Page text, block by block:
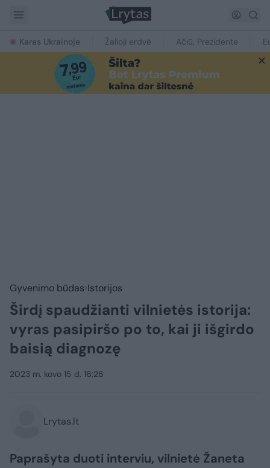
Karas Ukrainoje Žalioji erdvė Ačiū, Prezidente
Gyvenimo būdas Istorijos
Širdį spaudžianti vilnietės istorija:
vyras pasipiršo po to, kai ji išgirdo
baisią diagnozę
2023 m. kovo 15 d. 16:26
Lrytas.lt
Paprašyta duoti interviu, vilnietė Žaneta